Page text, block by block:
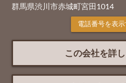
群馬県渋川市赤城町宮田1014
電話番号を表示
この会社を詳